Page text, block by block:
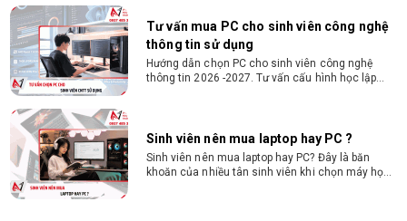
Hướng dẫn chọn PC cho sinh viên công nghệ
thông tin 2026 -2027. Tư vấn cấu hình học lập
trình, chạy Docker, máy ảo, Android Studio tối ưu
chi phí.
tập. Xem ngay phân tích để chọn thiết bị chuẩn
ngành, hợp túi tiền!